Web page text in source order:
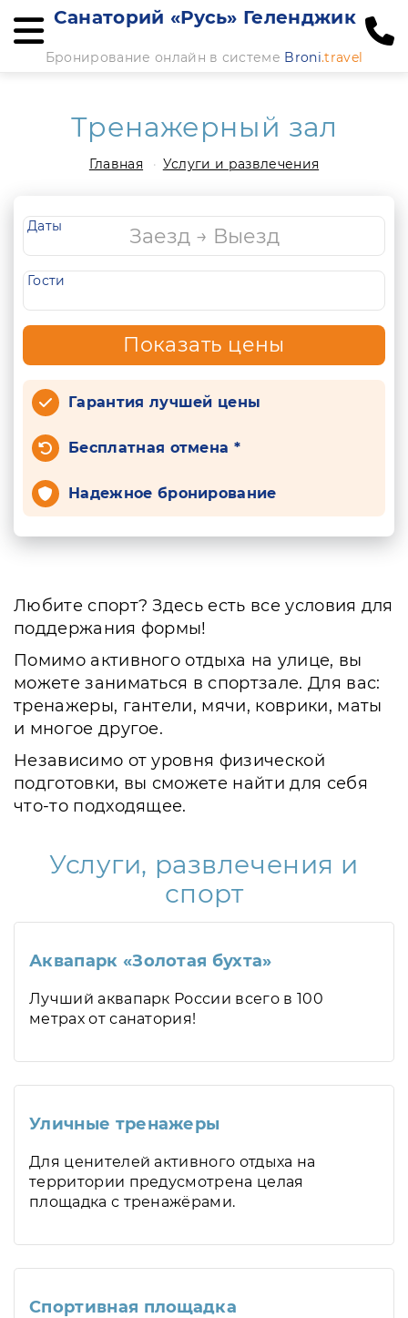
Санаторий «Русь» Геленджик
Бронирование онлайн в системе Broni.travel
Тренажерный зал
Главная Услуги и развлечения
Даты
Гости
Показать цены
Гарантия лучшей цены
Бесплатная отмена *
Надежное бронирование
Любите спорт? Здесь есть все условия для
поддержания формы!
Помимо активного отдыха на улице, вы
можете заниматься в спортзале. Для вас:
тренажеры, гантели, мячи, коврики, маты
и многое другое.
Независимо от уровня физической
подготовки, вы сможете найти для себя
что-то подходящее.
Услуги, развлечения и
спорт
Аквапарк «Золотая бухта»
Лучший аквапарк России всего в 100
метрах от санатория!
Уличные тренажеры
Для ценителей активного отдыха на
территории предусмотрена целая
площадка с тренажёрами.
Спортивная площадка